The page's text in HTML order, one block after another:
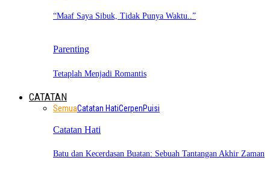
“Maaf Saya Sibuk, Tidak Punya Waktu..”
Parenting
Tetaplah Menjadi Romantis
CATATAN
SemuaCatatan HatiCerpenPuisi
Catatan Hati
Batu dan Kecerdasan Buatan: Sebuah Tantangan Akhir Zaman